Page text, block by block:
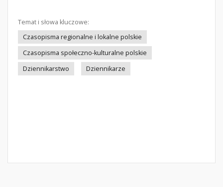
Temat i słowa kluczowe:
Czasopisma regionalne i lokalne polskie
Czasopisma społeczno-kulturalne polskie
Dziennikarstwo
Dziennikarze